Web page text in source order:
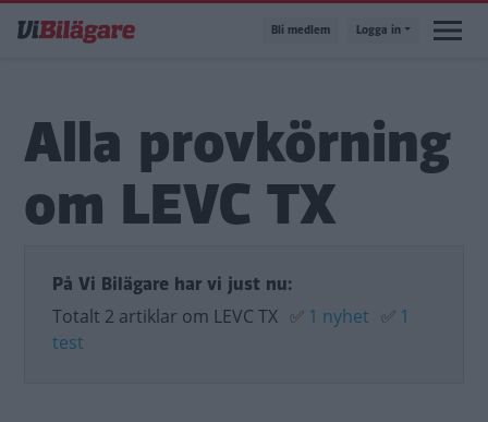
till
Bli medlem Logga in
Alla provkörning
om LEVC TX
På Vi Bilägare har vi just nu:
Totalt 2 artiklar om LEVC TX ✅ 1 nyhet ✅ 1
test